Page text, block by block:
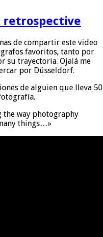
retrospective
de compartir este video
favoritos, tanto por
su trayectoria. Ojalá me
por Düsseldorf.
de alguien que lleva 50
way photography
things…»